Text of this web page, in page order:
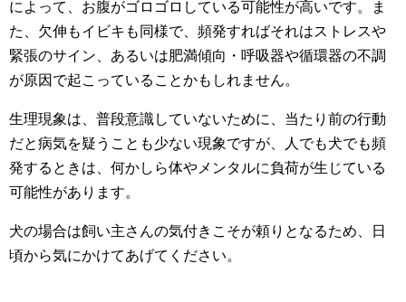
によって、お腹がゴロゴロしている可能性が高いです。ま
た、欠伸もイビキも同様で、頻発すればそれはストレスや
緊張のサイン、あるいは肥満傾向・呼吸器や循環器の不調
が原因で起こっていることかもしれません。
生理現象は、普段意識していないために、当たり前の行動
だと病気を疑うことも少ない現象ですが、人でも犬でも頻
発するときは、何かしら体やメンタルに負荷が生じている
可能性があります。
犬の場合は飼い主さんの気付きこそが頼りとなるため、日
頃から気にかけてあげてください。